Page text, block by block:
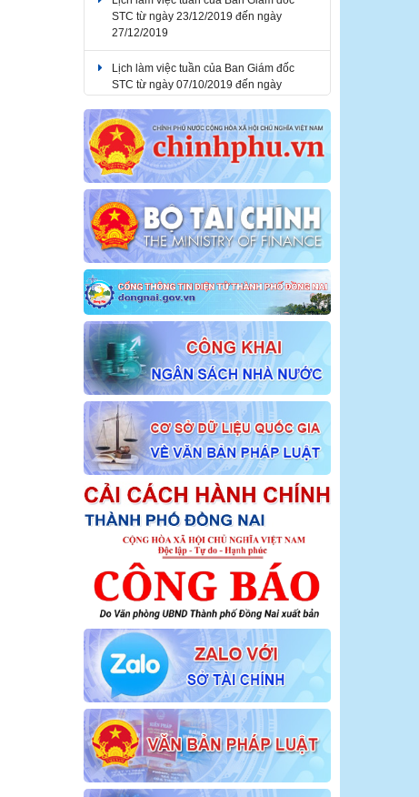
27/12/2019
Lịch làm việc tuần của Ban Giám đốc
12/10/2019
Lịch làm việc tuần của Ban Giám đốc
STC từ ngày 04/11/2019 đến ngày
08/11/2019